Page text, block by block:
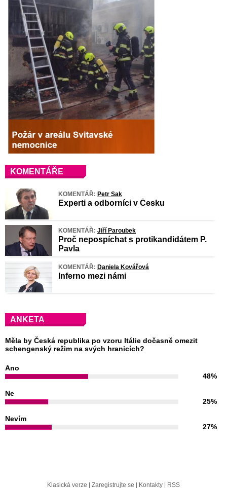
KOMENTÁŘE
KOMENTÁŘ: Petr Sak
Experti a odborníci v Česku
KOMENTÁŘ: Jiří Paroubek
Proč nepospíchat s protikandidátem P.
Pavla
KOMENTÁŘ: Daniela Kovářová
Inferno mezi námi
ANKETA
Měla by Česká republika po vzoru Itálie dočasně omezit
schengenský režim na svých hranicích?
Ano
48%
Ne
25%
Nevím
27%
Klasická verze | Zaregistrujte se | Kontakty | RSS